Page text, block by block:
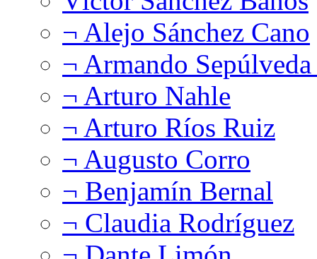
¬ Alejo Sánchez Cano
¬ Armando
¬ Arturo Nahle
¬ Arturo Ríos Ruiz
¬ Augusto Corro
¬ Benjamín Bernal
¬ Claudia Rodríguez